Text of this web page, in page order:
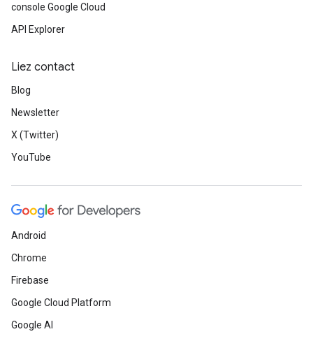
console Google Cloud
API Explorer
Liez contact
Blog
Newsletter
X (Twitter)
YouTube
Android
Chrome
Firebase
Google Cloud Platform
Google AI